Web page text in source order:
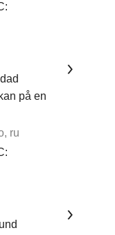
på en
ru